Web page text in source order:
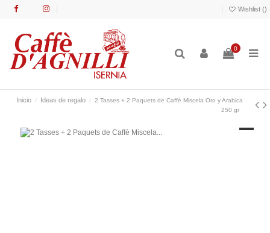
Wishlist ()
0
Inicio Ideas de regalo
2 Tasses + 2 Paquets de Caffè Miscela Oro y Arabica
250 gr